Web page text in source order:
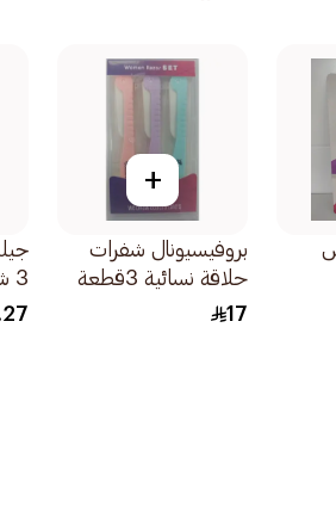
+
بروفيسيونال شفرات
حلاقة نسائية 3قطعة
17
3 شفرة حلاقة 5قطعة